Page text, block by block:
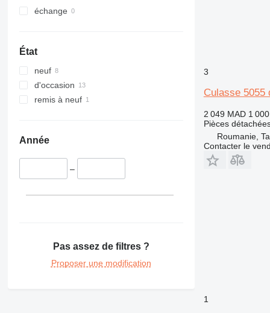
390
424
426
426C
428
428E
432E
434
434E
438
966C
966D
972
972H
980
échange
État
neuf
d'occasion
remis à neuf
Année
–
Pas assez de filtres ?
Proposer une modification
3
Culasse 5055
2 049 MAD 1
Pièces
Roumanie,
Contacter le
1